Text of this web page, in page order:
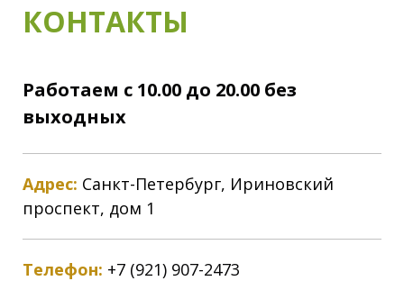
КОНТАКТЫ
Работаем с 10.00 до 20.00 без
выходных
Адрес: Санкт-Петербург, Ириновский
проспект, дом 1
Телефон: +7 (921) 907-2473